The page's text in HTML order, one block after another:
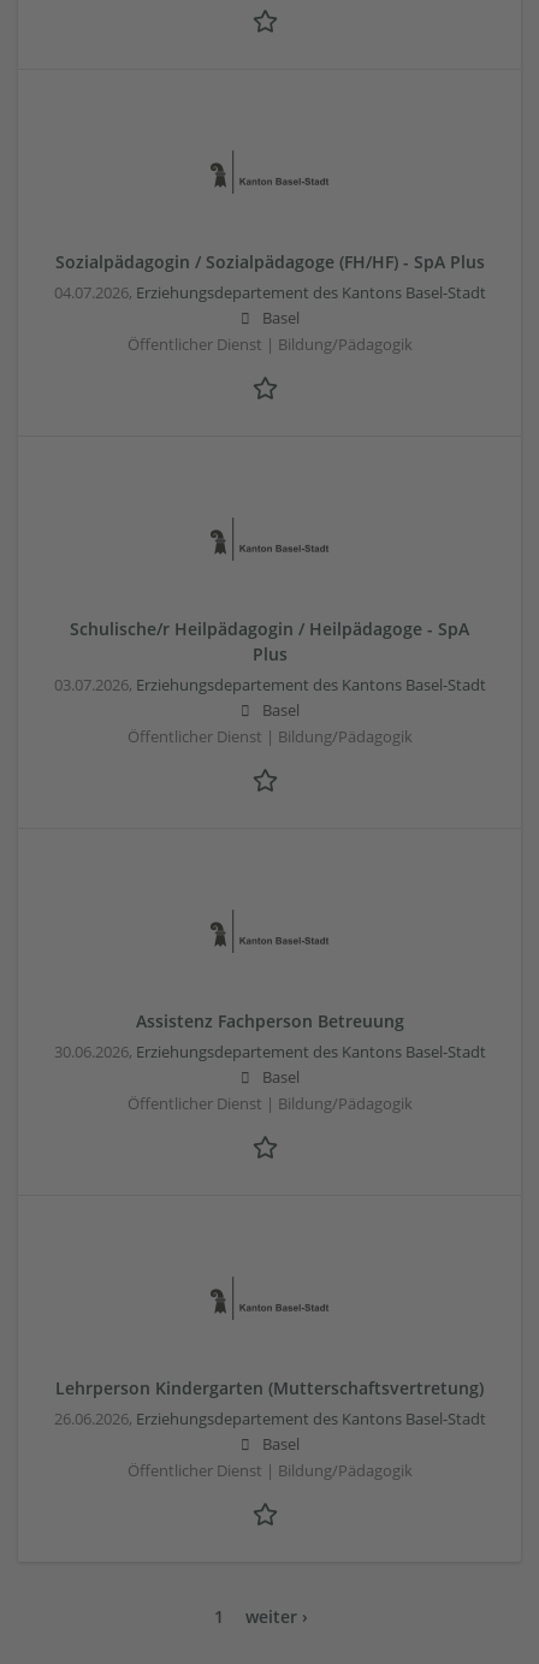
Sozialpädagogin / Sozialpädagoge (FH/HF) - SpA Plus
04.07.2026, Erziehungsdepartement des Kantons Basel-Stadt
Basel
Öffentlicher Dienst | Bildung/Pädagogik
Schulische/r Heilpädagogin / Heilpädagoge - SpA
Plus
03.07.2026, Erziehungsdepartement des Kantons Basel-Stadt
Basel
Öffentlicher Dienst | Bildung/Pädagogik
Assistenz Fachperson Betreuung
30.06.2026, Erziehungsdepartement des Kantons Basel-Stadt
Basel
Öffentlicher Dienst | Bildung/Pädagogik
Lehrperson Kindergarten (Mutterschaftsvertretung)
26.06.2026, Erziehungsdepartement des Kantons Basel-Stadt
Basel
Öffentlicher Dienst | Bildung/Pädagogik
1 weiter ›